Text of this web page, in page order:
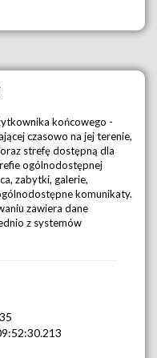
końcowego -
czasowo na jej terenie,
strefę dostępną dla
ogólnodostępnej
zabytki, galerie,
komunikaty.
zawiera dane
z systemów